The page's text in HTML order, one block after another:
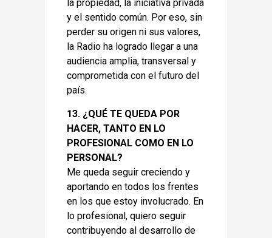
la propiedad, la iniciativa privada
y el sentido común. Por eso, sin
perder su origen ni sus valores,
la Radio ha logrado llegar a una
audiencia amplia, transversal y
comprometida con el futuro del
país.
13. ¿QUÉ TE QUEDA POR
HACER, TANTO EN LO
PROFESIONAL COMO EN LO
PERSONAL?
Me queda seguir creciendo y
aportando en todos los frentes
en los que estoy involucrado. En
lo profesional, quiero seguir
contribuyendo al desarrollo de